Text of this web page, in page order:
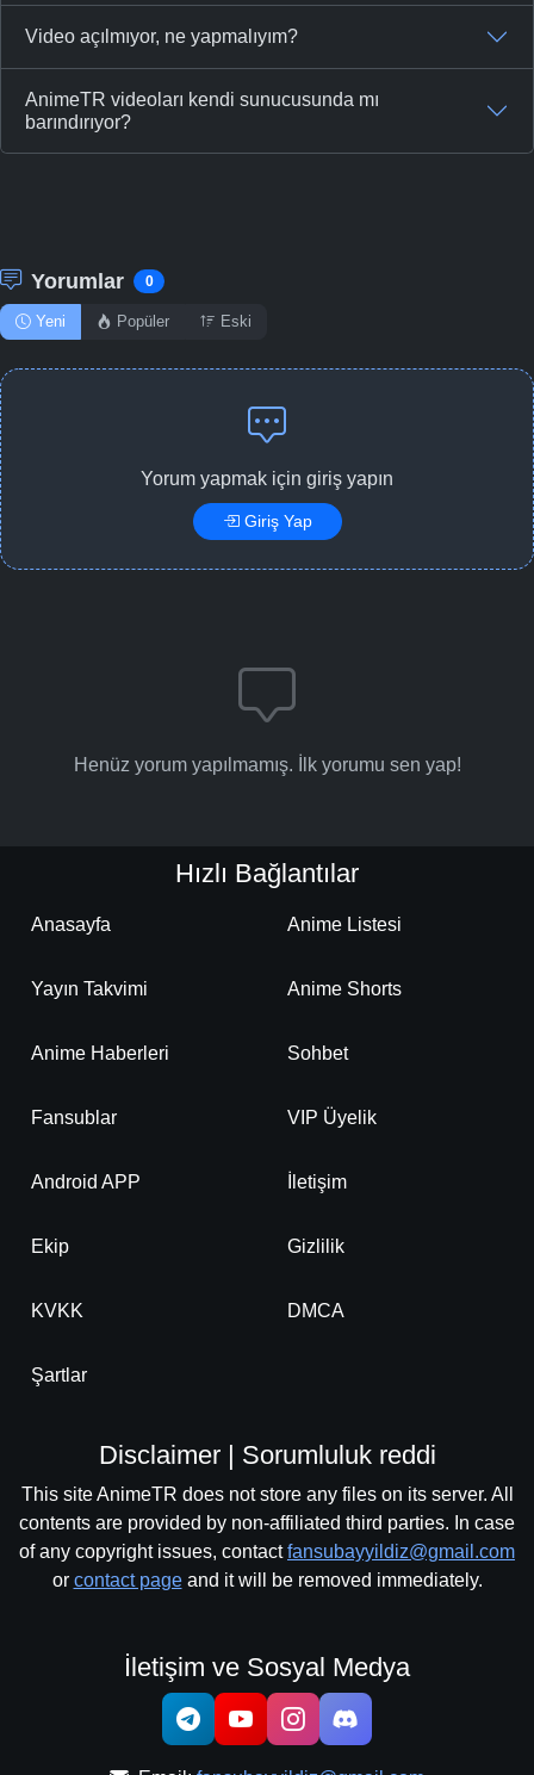
Video açılmıyor, ne yapmalıyım?
AnimeTR videoları kendi sunucusunda mı
barındırıyor?
Yorumlar 0
Yeni Popüler Eski
Yorum yapmak için giriş yapın
Giriş Yap
Henüz yorum yapılmamış. İlk yorumu sen yap!
Hızlı Bağlantılar
Anasayfa Anime Listesi
Yayın Takvimi Anime Shorts
Anime Haberleri Sohbet
Fansublar VIP Üyelik
Android APP İletişim
Ekip Gizlilik
KVKK DMCA
Şartlar
Disclaimer | Sorumluluk reddi
This site AnimeTR does not store any files on its server. All
contents are provided by non-affiliated third parties. In case
of any copyright issues, contactfansubayyildiz@gmail.com
or contact pageand it will be removed immediately.
İletişim ve Sosyal Medya